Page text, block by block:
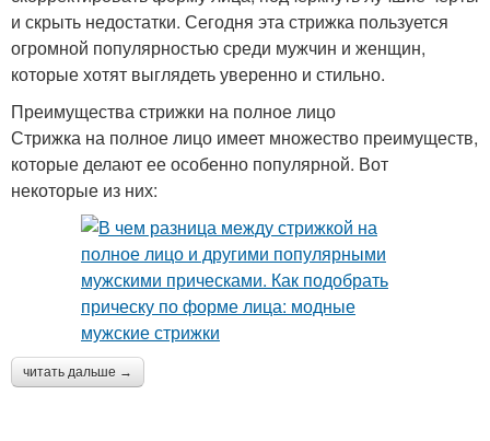
и скрыть недостатки. Сегодня эта стрижка пользуется
огромной популярностью среди мужчин и женщин,
которые хотят выглядеть уверенно и стильно.
Преимущества стрижки на полное лицо
Стрижка на полное лицо имеет множество преимуществ,
которые делают ее особенно популярной. Вот
некоторые из них:
читать дальше →